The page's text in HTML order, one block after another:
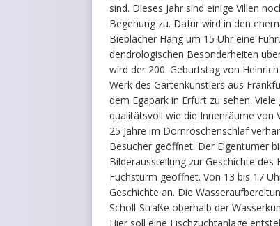
sind. Dieses Jahr sind einige Villen
Begehung zu. Dafür wird in den
Bieblacher Hang um 15 Uhr eine
dendrologischen Besonderheiten
wird der 200. Geburtstag von
Werk des Gartenkünstlers aus
dem Egapark in Erfurt zu sehen.
qualitätsvoll wie die Innenräume von
25 Jahre im Dornröschenschlaf
Besucher geöffnet. Der Eigentümer
Bilderausstellung zur Geschichte
Fuchsturm geöffnet. Von 13 bis 17
Geschichte an. Die
Scholl-Straße oberhalb der
Hier soll eine Fischzuchtanlage